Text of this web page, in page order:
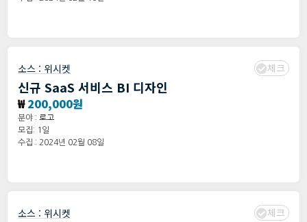
소스 : 위시켓 체크
신규 SaaS 서비스 BI 디자인
₩200,000원
분야 : 로고
모집: 1일
수집 : 2024년 02월 08일
소스 : 위시켓 체크